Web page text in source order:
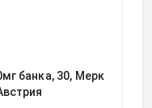
банка, 30, Мерк